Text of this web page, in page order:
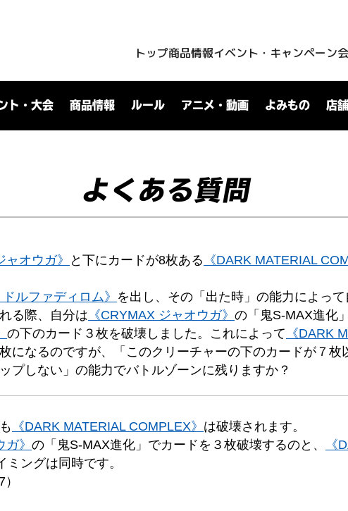
トップ商品情報イベント・キャンペーン
ト・大会 商品情報 ルール アニメ・動画 よみもの 店
よくある質問
ャオウガ》 と下にカードが8枚ある 《DARK MATERIAL
ドルファディロム》 を出し、その「出た時」の能力によっ
る際、自分は 《CRYMAX ジャオウガ》 の「鬼S-MAX進化
の下のカード３枚を破壊しました。これによって 《DARK
になるのですが、「このクリーチャーの下のカードが７枚
プしない」の能力でバトルゾーンに残りますか？
《DARK MATERIAL COMPLEX》 は破壊されます。
》 の「鬼S-MAX進化」でカードを３枚破壊するのと、
《
ミングは同時です。